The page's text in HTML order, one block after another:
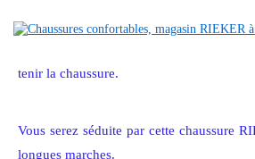
tenir la chaussure.
Vous serez séduite par cette chaussure
longues marches.